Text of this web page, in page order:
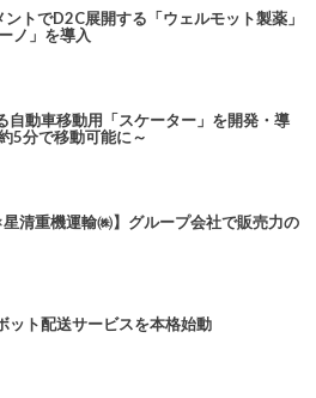
トでD2C展開する「ウェルモット製薬」
ノ」を導入
自動車移動用「スケーター」を開発・導
5分で移動可能に～
星清重機運輸㈱】グループ会社で販売力の
ット配送サービスを本格始動